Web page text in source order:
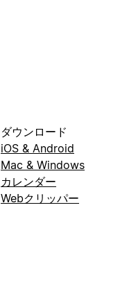
ダウンロード
iOS & Android
Mac & Windows
カレンダー
Webクリッパー